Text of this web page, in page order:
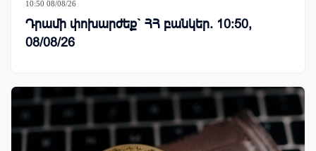
10:50 08/08/26
Դրամի փոխարժեք` ՀՀ բանկեր. 10:50,
08/08/26